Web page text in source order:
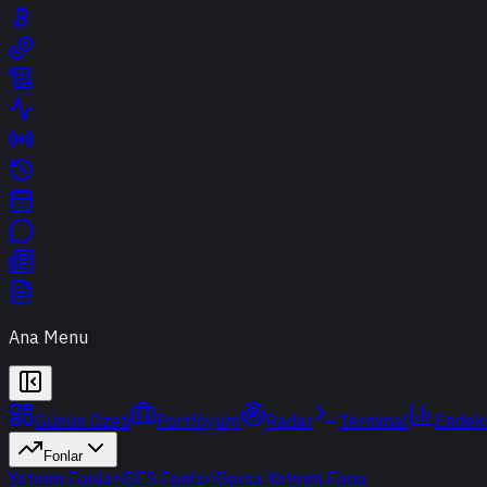
Ana Menu
Günün Özeti Portföyüm Radar Terminal
Fonlar
Yatırım FonlarıBES FonlarıBorsa Yatırım Fonu